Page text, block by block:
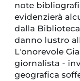
note
evidenzierà
dalla
danno lustro
L'onorevole
giornalista -
geografica